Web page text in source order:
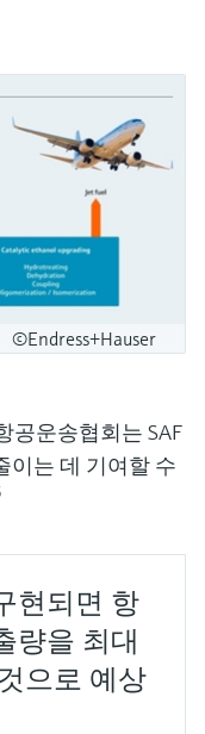
©Endress+Hauser
공운송협회는 SAF
이는 데 기여할 수
현되면 항
량을 최대
으로 예상